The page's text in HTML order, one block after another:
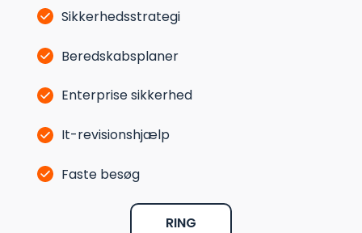
Sikkerhedsstrategi
Beredskabsplaner
Enterprise sikkerhed
It-revisionshjælp
Faste besøg
RING